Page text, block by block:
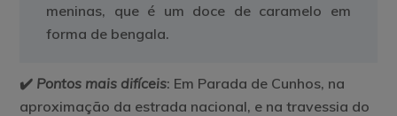
meninas, que é um doce de caramelo em
forma de bengala.
✔️ Pontos mais difíceis: Em Parada de Cunhos, na
aproximação da estrada nacional, e na travessia do